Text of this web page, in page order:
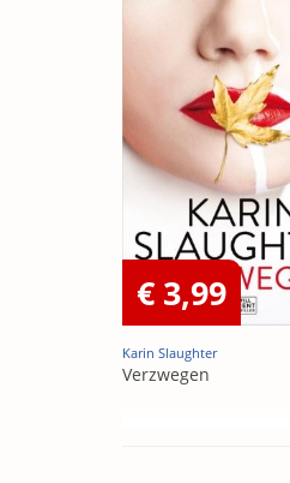
€ 3,99
Karin Slaughter
Verzwegen